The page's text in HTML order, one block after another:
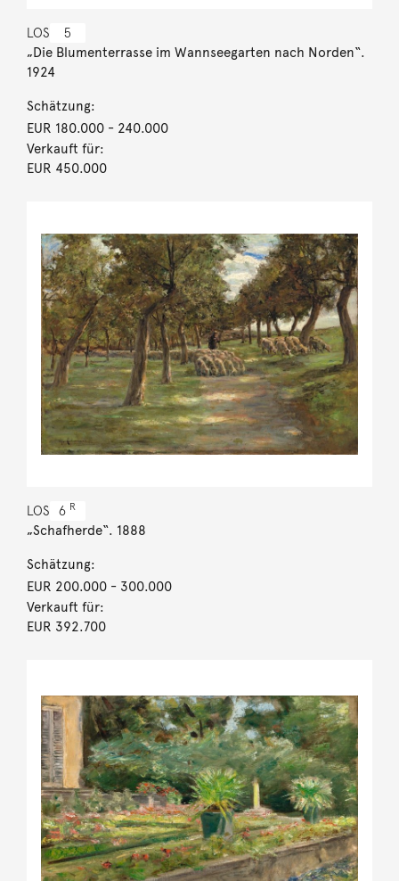
LOS 5
„Die Blumenterrasse im Wannseegarten nach Norden“.
1924
Schätzung:
EUR 180.000- 240.000
Verkauft für:
EUR 450.000
LOS 6 R
„Schafherde“. 1888
Schätzung:
EUR 200.000- 300.000
Verkauft für:
EUR 392.700